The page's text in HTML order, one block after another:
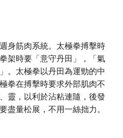
身筋肉系統。太極拳搏擊時
架時要「意守丹田」，「氣
。太極拳以丹田為運勁的中
拳在搏擊時要求外部肌肉不
靈，以利於沾粘連隨，後發
盡量松展，不用一絲拙力。